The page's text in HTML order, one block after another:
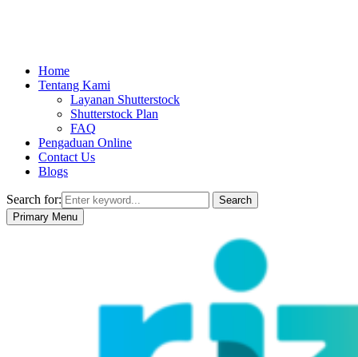
Home
Tentang Kami
Layanan Shutterstock
Shutterstock Plan
FAQ
Pengaduan Online
Contact Us
Blogs
Search for:
Search
Primary Menu